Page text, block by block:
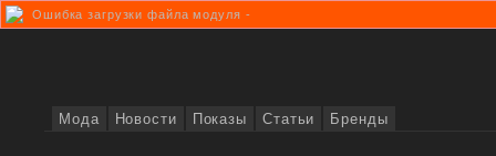
Ошибка загрузки файла модуля -
Мода Новости Показы Статьи Бренды